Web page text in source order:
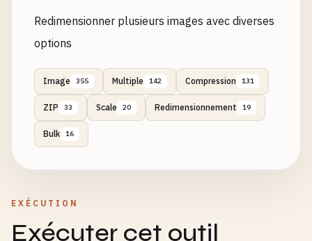
Redimensionner plusieurs images avec diverses
options
Image 355 Multiple 142 Compression 131
ZIP 33 Scale 20 Redimensionnement 19
Bulk 16
EXÉCUTION
Exécuter cet outil